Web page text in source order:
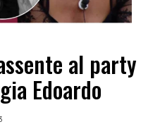
al party
Edoardo